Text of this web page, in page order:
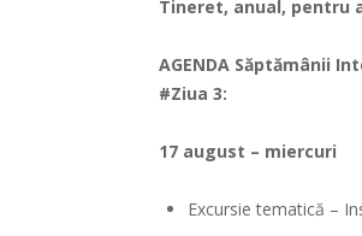
Tineret, anual, pentru
AGENDA Săptămânii
#Ziua 3:
17 august – miercuri
Excursie tematică –